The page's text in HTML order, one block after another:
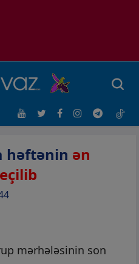
həftənin ən
mərhələsinin son